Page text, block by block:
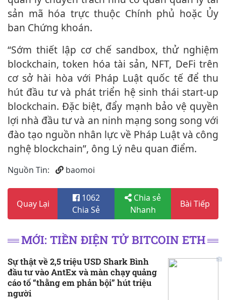
sản mã hóa trực thuộc Chính phủ hoặc Ủy
ban Chứng khoán.
“Sớm thiết lập cơ chế sandbox, thử nghiệm
blockchain, token hóa tài sản, NFT, DeFi trên
cơ sở hài hòa với Pháp Luật quốc tế để thu
hút đầu tư và phát triển hệ sinh thái start-up
blockchain. Đặc biệt, đẩy mạnh bảo vệ quyền
lợi nhà đầu tư và an ninh mạng song song với
đào tạo nguồn nhân lực về Pháp Luật và công
nghệ blockchain”, ông Lý nêu quan điểm.
Nguồn Tin: baomoi
Quay Lại
1062
Chia Sẻ
Chia sẻ
Nhanh
Bài Tiếp
MỚI: TIỀN ĐIỆN TỬ BITCOIN ETH
Sự thật về 2,5 triệu USD Shark Bình
đầu tư vào AntEx và màn chạy quảng
cáo tố “thằng em phản bội” hút triệu
người